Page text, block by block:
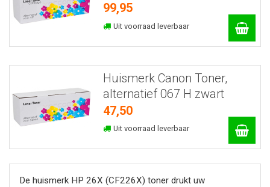
99,95
Uit voorraad leverbaar
Huismerk Canon Toner,
alternatief 067 H zwart
47,50
Uit voorraad leverbaar
De huismerk HP 26X (CF226X) toner drukt uw